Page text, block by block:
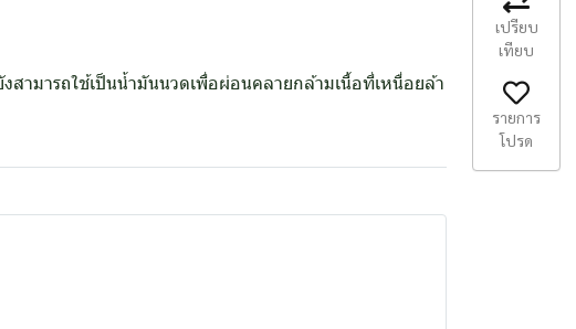
ามารถใช้เป็นน้ำมันนวดเพื่อผ่อนคลายกล้ามเนื้อที่เหนื่อยล้า
เปรียบ
เทียบ
รายการ
โปรด